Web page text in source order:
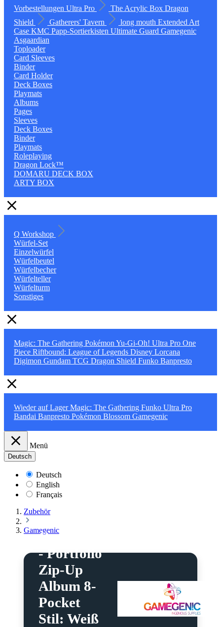
Vorbestellungen Ultra Pro The Acrylic Box Dragon
Shield
Gatherers' Tavern long mouth Extended Art
Case KMC Papp-Sortierkisten Ultimate Guard Gamegenic
Asgaardian
Toploader
Card Sleeves
Binder
Card Holder
Deck Boxes
Playmats
Albums
Pages
Sleeves
Deck Boxes
Binder
Playmats
Roleplaying
Dragon Lock™
DOMARU DECK BOX
ARTY BOX
Q Workshop
Würfel-Set
Einzelwürfel
Würfelbeutel
Würfelbecher
Würfelteller
Würfelturm
Sonstiges
Magic: The Gathering Pokémon Yu-Gi-Oh! Ultra Pro One
Piece Riftbound: League of Legends Disney Lorcana
Digimon Gundam TCG Dragon Shield Funko Banpresto
Wieder auf LagerMagic: The Gathering Funko Ultra Pro
Bandai Banpresto Pokémon Blossom Gamegenic
Menü
Deutsch
Deutsch
English
Français
Zubehör
Gamegenic
Gamegenic
- Portfolio
Zip-Up
Album 8-
Pocket
Stil: Weiß